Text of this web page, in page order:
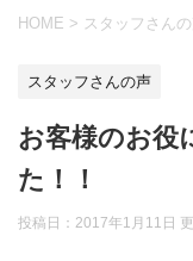
HOME > スタッフさん
スタッフさんの声
お客様のお役
た！！
投稿日：2017年1月11日 更